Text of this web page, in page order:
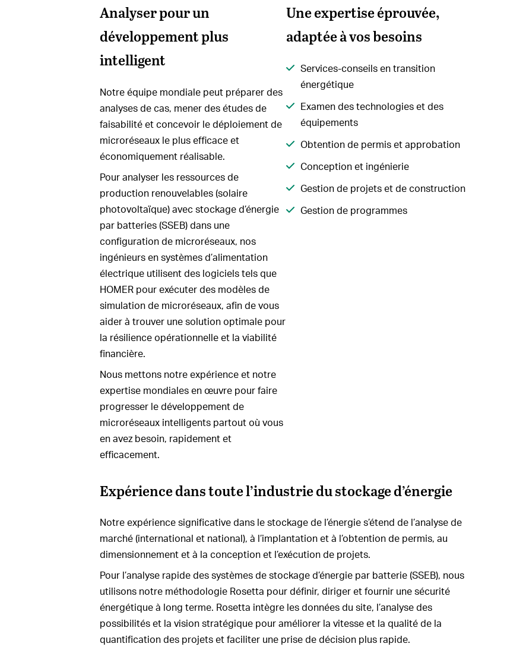
Analyser pour un
développement plus
intelligent
Notre équipe mondiale peut préparer des
analyses de cas, mener des études de
faisabilité et concevoir le déploiement de
microréseaux le plus efficace et
économiquement réalisable.
Pour analyser les ressources de
production renouvelables (solaire
photovoltaïque) avec stockage d’énergie
par batteries (SSEB) dans une
configuration de microréseaux, nos
ingénieurs en systèmes d’alimentation
électrique utilisent des logiciels tels que
HOMER pour exécuter des modèles de
simulation de microréseaux, afin de vous
aider à trouver une solution optimale pour
la résilience opérationnelle et la viabilité
financière.
Nous mettons notre expérience et notre
expertise mondiales en œuvre pour faire
progresser le développement de
microréseaux intelligents partout où vous
en avez besoin, rapidement et
efficacement.
Une expertise éprouvée,
adaptée à vos besoins
Services-conseils en transition
énergétique
Examen des technologies et des
équipements
Obtention de permis et approbation
Conception et ingénierie
Gestion de projets et de construction
Gestion de programmes
Expérience dans toute l’industrie du stockage d’énergie
Notre expérience significative dans le stockage de l’énergie s’étend de l’analyse de
marché (international et national), à l’implantation et à l’obtention de permis, au
dimensionnement et à la conception et l’exécution de projets.
Pour l’analyse rapide des systèmes de stockage d’énergie par batterie (SSEB), nous
utilisons notre méthodologie Rosetta pour définir, diriger et fournir une sécurité
énergétique à long terme. Rosetta intègre les données du site, l’analyse des
possibilités et la vision stratégique pour améliorer la vitesse et la qualité de la
quantification des projets et faciliter une prise de décision plus rapide.